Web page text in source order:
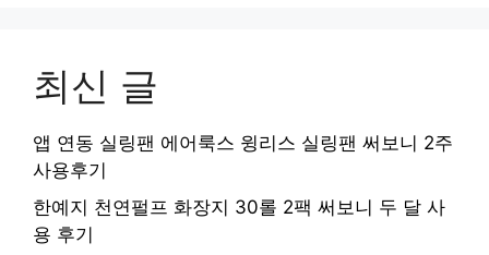
최신 글
앱 연동 실링팬 에어룩스 윙리스 실링팬 써보니 2주
사용후기
한예지 천연펄프 화장지 30롤 2팩 써보니 두 달 사
용 후기